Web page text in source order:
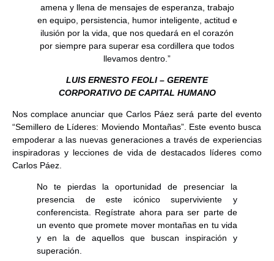
amena y llena de mensajes de esperanza, trabajo
en equipo, persistencia, humor inteligente, actitud e
ilusión por la vida, que nos quedará en el corazón
por siempre para superar esa cordillera que todos
llevamos dentro.”
LUIS ERNESTO FEOLI – GERENTE
CORPORATIVO DE CAPITAL HUMANO
Nos complace anunciar que Carlos Páez será parte del evento
“Semillero de Líderes: Moviendo Montañas”. Este evento busca
empoderar a las nuevas generaciones a través de experiencias
inspiradoras y lecciones de vida de destacados líderes como
Carlos Páez.
No te pierdas la oportunidad de presenciar la
presencia de este icónico superviviente y
conferencista. Regístrate ahora para ser parte de
un evento que promete mover montañas en tu vida
y en la de aquellos que buscan inspiración y
superación.